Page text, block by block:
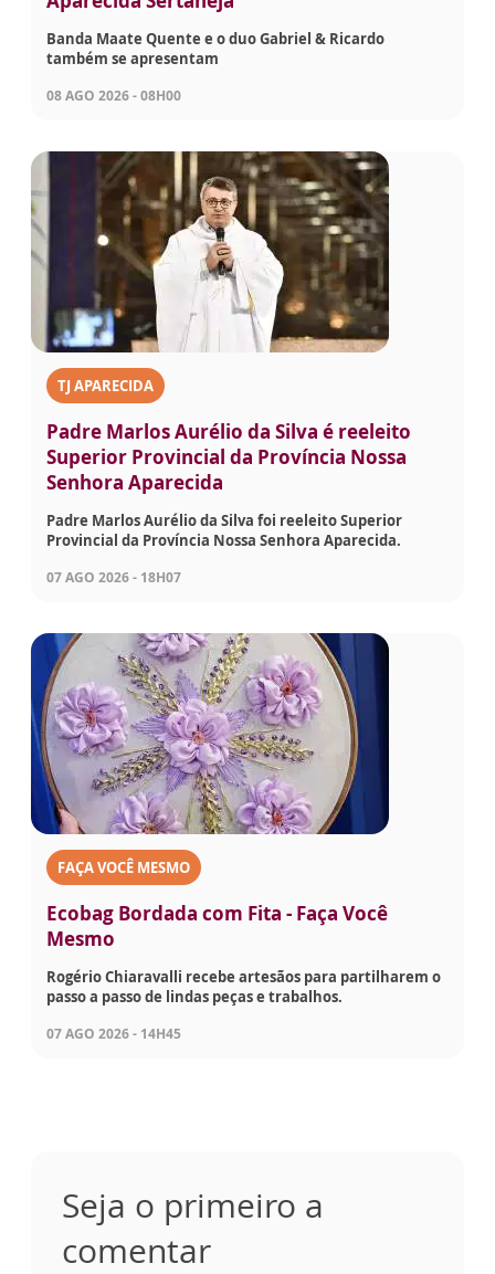
Banda Maate Quente e o duo Gabriel & Ricardo
também se apresentam
08 AGO 2026 - 08H00
TJ APARECIDA
Padre Marlos Aurélio da Silva é reeleito
Superior Provincial da Província Nossa
Senhora Aparecida
Padre Marlos Aurélio da Silva foi reeleito Superior
Provincial da Província Nossa Senhora Aparecida.
07 AGO 2026 - 18H07
FAÇA VOCÊ MESMO
Ecobag Bordada com Fita - Faça Você
Mesmo
Rogério Chiaravalli recebe artesãos para partilharem o
passo a passo de lindas peças e trabalhos.
07 AGO 2026 - 14H45
Seja o primeiro a
comentar